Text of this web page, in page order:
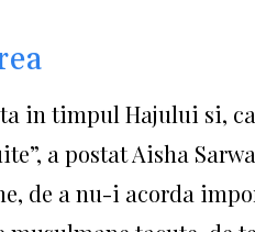
in timpul Hajului si,
a postat Aisha
de a nu-i acorda